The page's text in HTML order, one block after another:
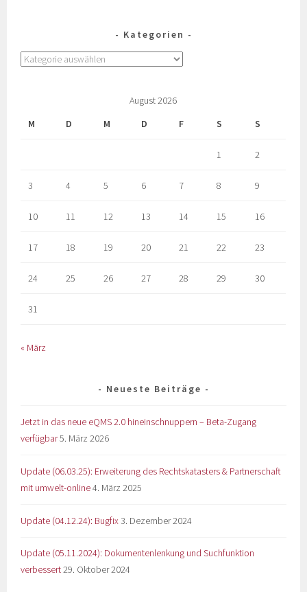
Kategorien
August 2026
M
D M D F S S
1 2
3 4 5 6 7 8 9
10 11 12 13 14 15 16
17 18 19 20 21 22 23
24 25 26 27 28 29 30
31
« März
Neueste Beiträge
Jetzt in das neue eQMS 2.0 hineinschnuppern – Beta-Zugang
verfügbar5. März 2026
Update (06.03.25): Erweiterung des Rechtskatasters & Partnerschaft
mit umwelt-online4. März 2025
Update (04.12.24): Bugfix 3. Dezember 2024
Update (05.11.2024): Dokumentenlenkung und Suchfunktion
verbessert29. Oktober 2024